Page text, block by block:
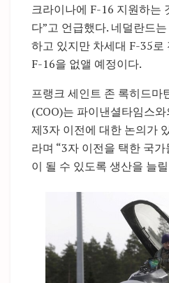
크라이나에 F-16 지원하는
다”고 언급했다. 네덜란드
하고 있지만 차세대 F-35로
F-16을 없앨 예정이다.
프랭크 세인트 존 록히드마
(COO)는 파이낸셜타임스
제3자 이전에 대한 논의가
라며 “3자 이전을 택한 국
이 될 수 있도록 생산을 늘